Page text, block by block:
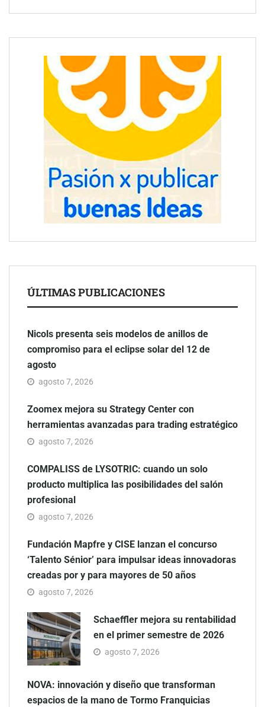
ÚLTIMAS PUBLICACIONES
Nicols presenta seis modelos de anillos de
compromiso para el eclipse solar del 12 de
agosto
agosto 7, 2026
Zoomex mejora su Strategy Center con
herramientas avanzadas para trading estratégico
agosto 7, 2026
COMPALISS de LYSOTRIC: cuando un solo
producto multiplica las posibilidades del salón
profesional
agosto 7, 2026
Fundación Mapfre y CISE lanzan el concurso
‘Talento Sénior’ para impulsar ideas innovadoras
creadas por y para mayores de 50 años
agosto 7, 2026
Schaeffler mejora su rentabilidad
en el primer semestre de 2026
agosto 7, 2026
NOVA: innovación y diseño que transforman
espacios de la mano de Tormo Franquicias